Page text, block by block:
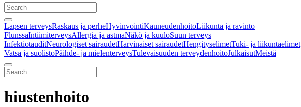
Lapsen terveysRaskaus ja perheHyvinvointiKauneudenhoitoLiikunta ja ravinto
FlunssaIntiimiterveysAllergia ja astmaNäkö ja kuuloSuun terveys
InfektiotauditNeurologiset sairaudetHarvinaiset sairaudetHengityselimetTuki- ja liikuntaelimet
Vatsa ja suolistoPäihde- ja mielenterveysTulevaisuuden terveydenhoitoJulkaisutMeistä
hiustenhoito